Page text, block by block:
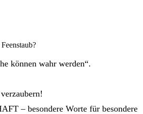
können wahr werden“.
– besondere Worte für besondere